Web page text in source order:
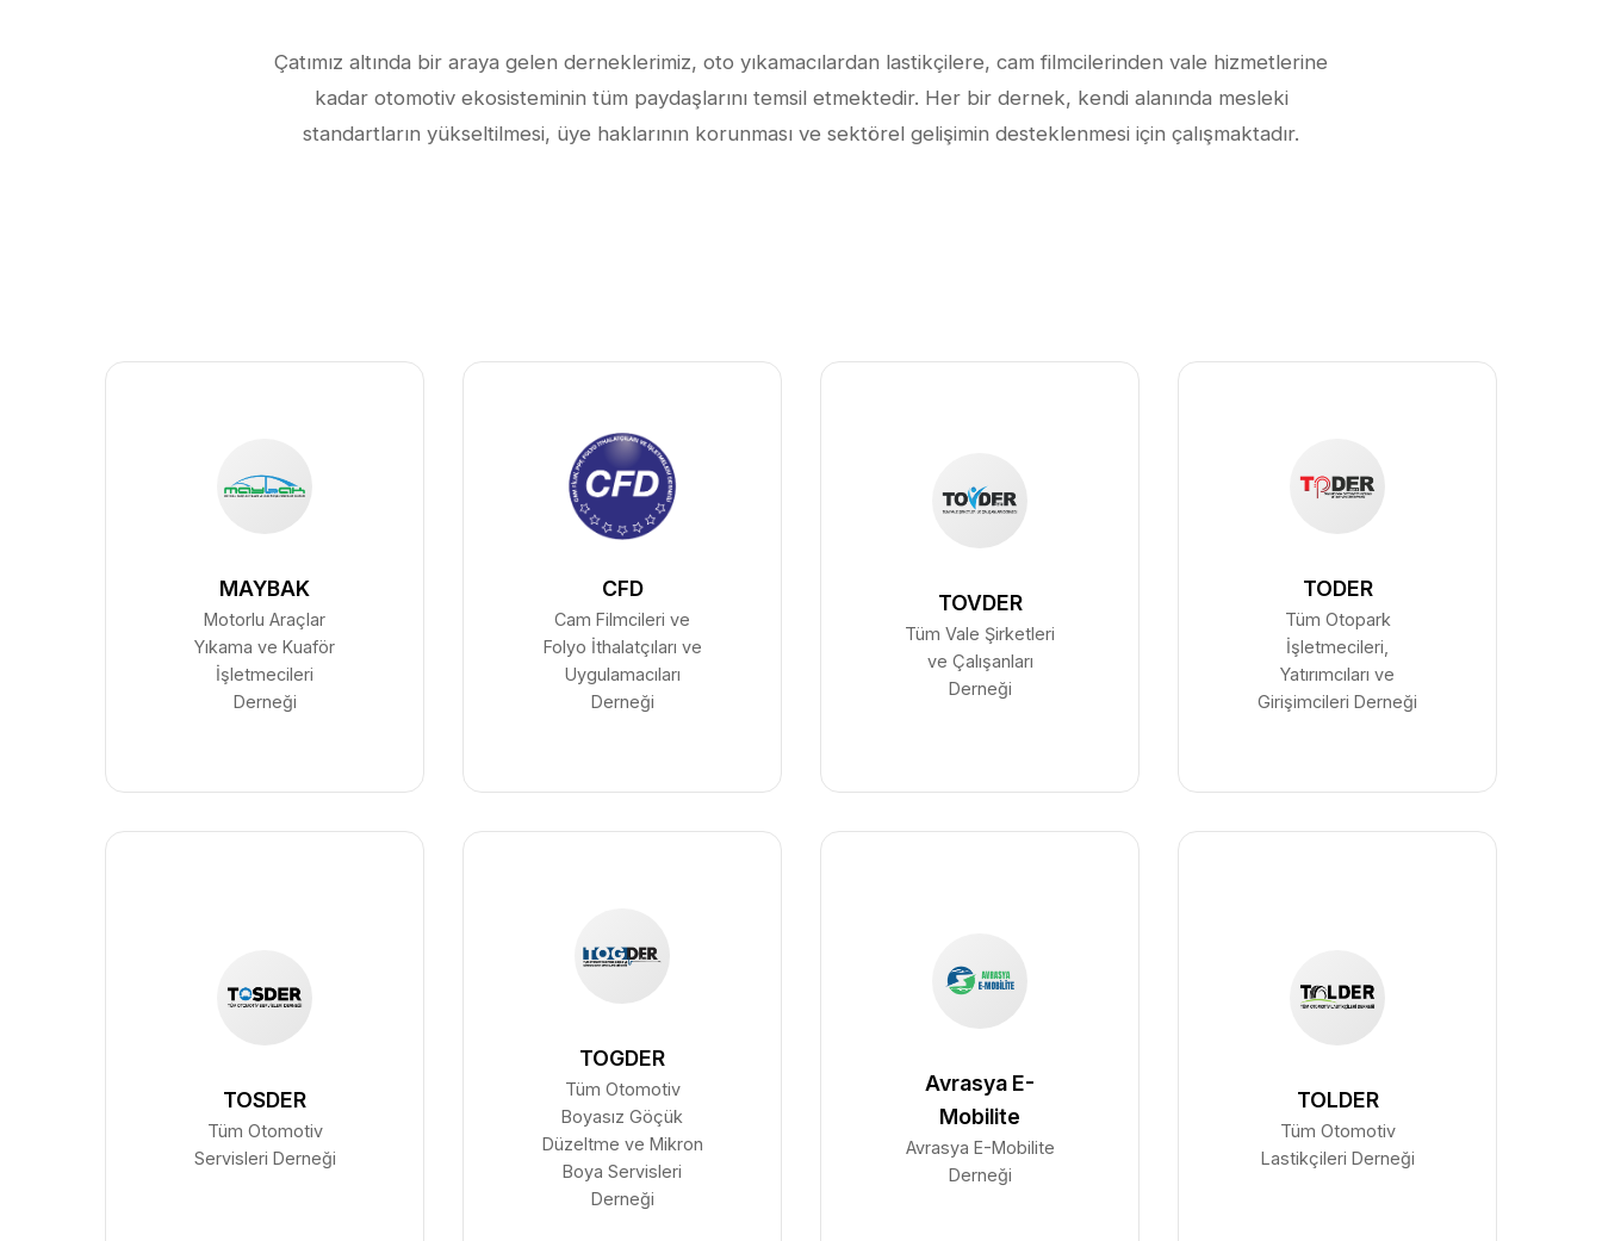
Çatımız altında bir araya gelen derneklerimiz, oto yıkamacılardan lastikçilere, cam filmcilerinden vale hizmetlerine
kadar otomotiv ekosisteminin tüm paydaşlarını temsil etmektedir. Her bir dernek, kendi alanında mesleki
standartların yükseltilmesi, üye haklarının korunması ve sektörel gelişimin desteklenmesi için çalışmaktadır.
MAYBAK
Motorlu Araçlar
Yıkama ve Kuaför
İşletmecileri
Derneği
CFD
Cam Filmcileri ve
Folyo İthalatçıları ve
Uygulamacıları
Derneği
TOVDER
Tüm Vale Şirketleri
ve Çalışanları
Derneği
TODER
Tüm Otopark
İşletmecileri,
Yatırımcıları ve
Girişimcileri Derneği
TOSDER
Tüm Otomotiv
Servisleri Derneği
TOGDER
Tüm Otomotiv
Boyasız Göçük
Düzeltme ve Mikron
Boya Servisleri
Derneği
Avrasya E-
Mobilite
Avrasya E-Mobilite
Derneği
TOLDER
Tüm Otomotiv
Lastikçileri Derneği